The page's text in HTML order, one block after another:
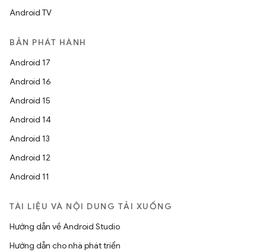
Android TV
BẢN PHÁT HÀNH
Android 17
Android 16
Android 15
Android 14
Android 13
Android 12
Android 11
TÀI LIỆU VÀ NỘI DUNG TẢI XUỐNG
Hướng dẫn về Android Studio
Hướng dẫn cho nhà phát triển